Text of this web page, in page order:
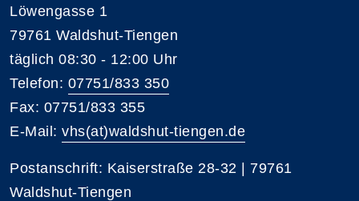
Löwengasse 1
79761 Waldshut-Tiengen
täglich 08:30 - 12:00 Uhr
Telefon: 07751/833 350
Fax: 07751/833 355
E-Mail: vhs(at)waldshut-tiengen.de
Postanschrift: Kaiserstraße 28-32 | 79761
Waldshut-Tiengen